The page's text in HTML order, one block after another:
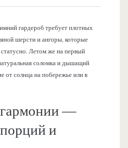
гардероб требует плотных
шерсти и ангоры, которые
статусно. Летом же на первый
соломка и дышащий
от солнца на побережье или в
—
и